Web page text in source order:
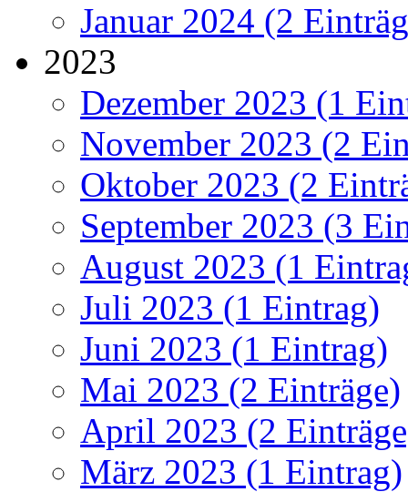
Januar 2024 (2
2023
Dezember 2023 (1
November 2023 (2
Oktober 2023 (2
September 2023 (3
August 2023 (1
Juli 2023 (1 Eintrag)
Juni 2023 (1 Eintrag)
Mai 2023 (2 Einträge)
April 2023 (2
März 2023 (1 Eintrag)